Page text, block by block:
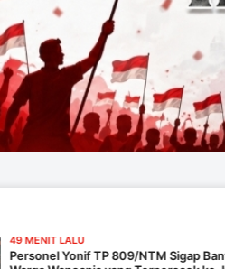
TP 809/NTM Sigap Bantu Evakuasi